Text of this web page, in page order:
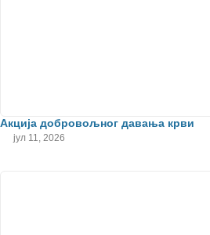
Акција добровољног давања крви
јул 11, 2026